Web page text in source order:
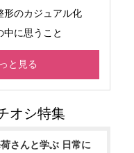
形のカジュアル化
中に思うこと
と見る
さんと学ぶ 日常に